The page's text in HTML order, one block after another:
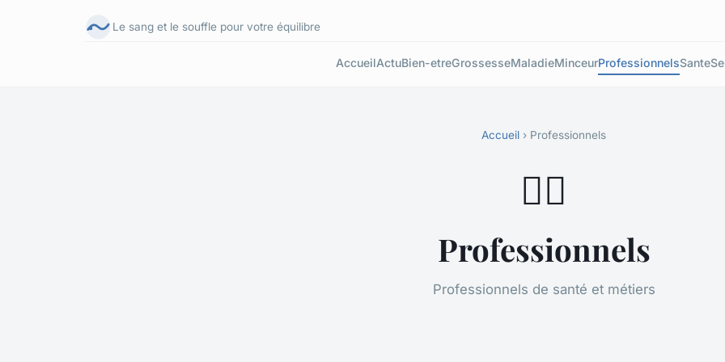
Le sang et le souffle pour votre équilibre
AccueilActuBien-etreGrossesseMaladieMinceurProfessionnelsSante
Accueil › Professionnels
👨‍⚕️
Professionnels
Professionnels de santé et métiers